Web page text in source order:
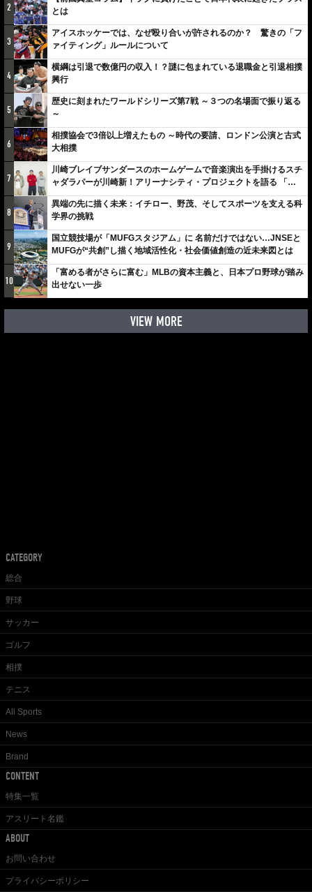
2
とは
3
アイスホッケーでは、なぜ殴り合いが許されるのか？ 驚きの「フ
ァイティング」ルールについて
4
横綱は引退で数億円の収入！？謎に包まれている退職金と引退相撲
興行
5
歴史に刻まれたワールドシリーズ第7戦 ～３つの名場面で振り返る
～
6
相撲協会で3倍以上増えたもの ～時代の要請、ロンドン公演と古式
大相撲
7
川崎ブレイブサンダースのホームゲームで音楽演出を手掛けるスチ
ャダラパーが川崎新！アリーナシティ・プロジェクトを語る 「楽
しみでしかないでしょ。川崎は、ずっと成長曲線だから」
8
異端の先に描く未来：イチロー、野茂、そしてスポーツを支える科
学界の挑戦
9
国立競技場が「MUFGスタジアム」に 名前だけではない…JNSEと
MUFGが“共創”し描く地域活性化・社会価値創造の近未来図とは
10
「富める者がさらに富む」MLBの資本主義と、日本プロ野球が踏み
出せない一歩
VIEW MORE
CATEGORY
総合
野球
サッカー
ゴルフ
相撲
テニス
All Sports
News
Brand
CONTENT
特集一覧
アスリート名鑑
ABOUT
お問い合わせ
プライバシーポリシー